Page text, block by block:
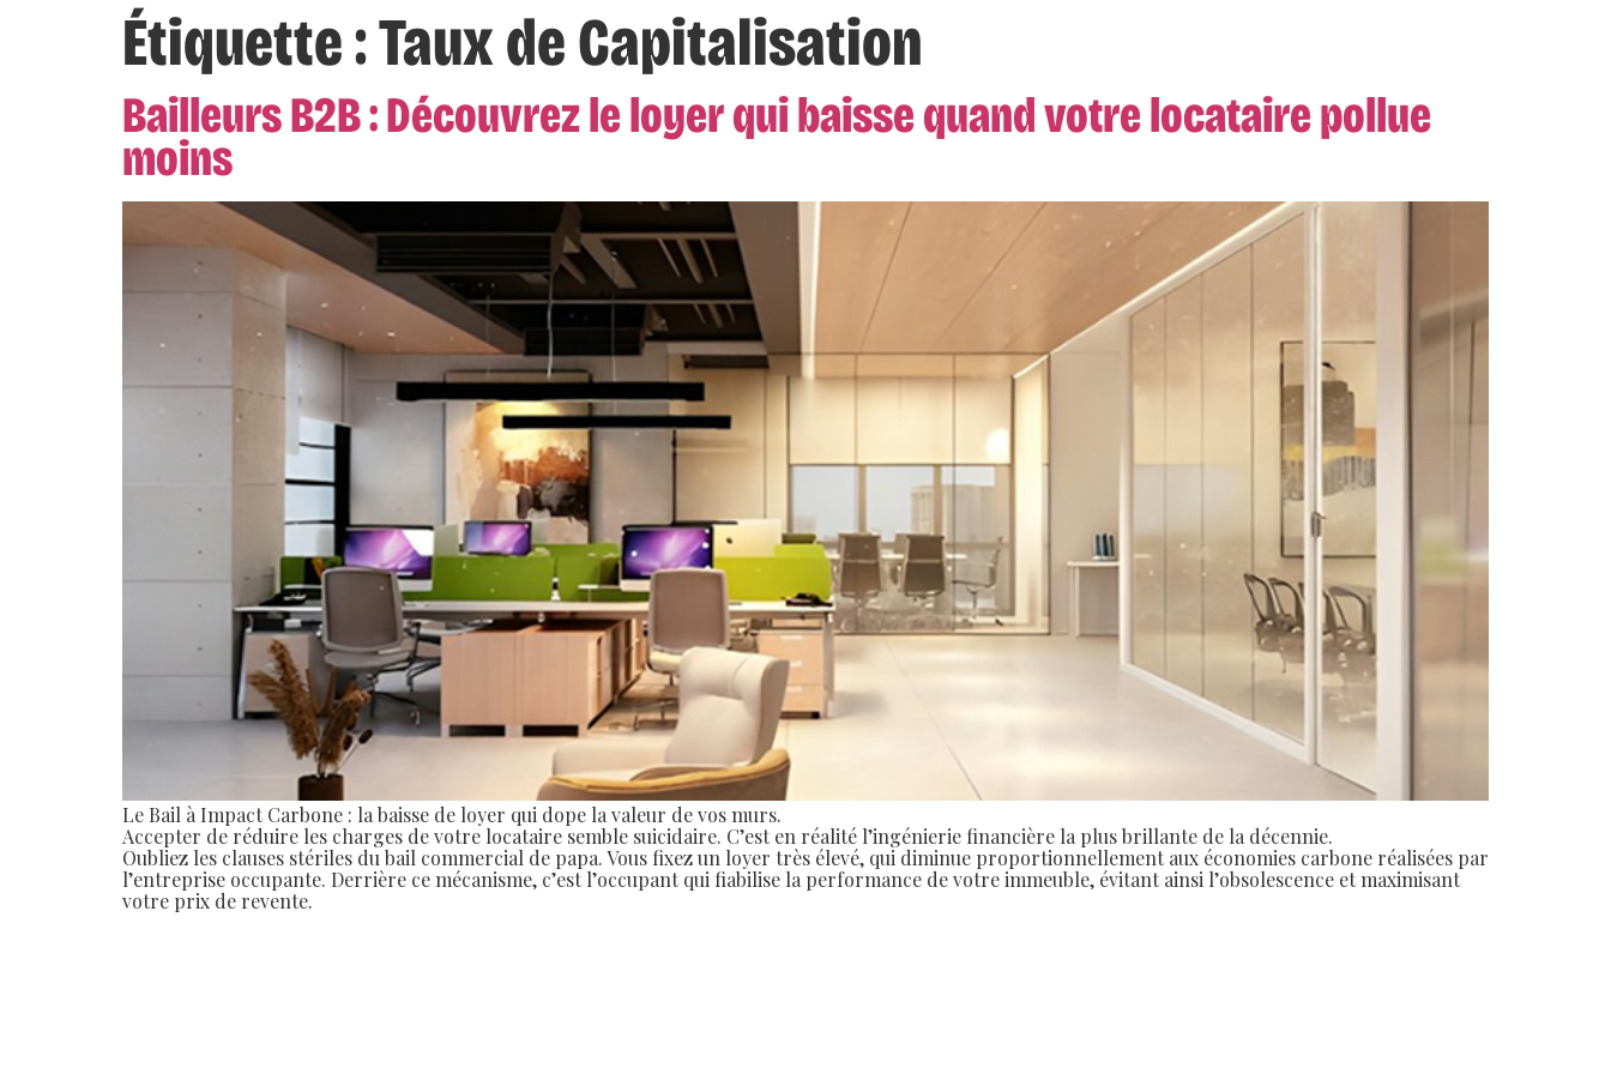
Étiquette :Taux de Capitalisation
Bailleurs B2B : Découvrez le loyer qui baisse quand votre locataire pollue
moins
Le Bail à Impact Carbone : la baisse de loyer qui dope la valeur de vos murs.
Accepter de réduire les charges de votre locataire semble suicidaire. C’est en réalité l’ingénierie financière la plus brillante de la décennie.
Oubliez les clauses stériles du bail commercial de papa. Vous fixez un loyer très élevé, qui diminue proportionnellement aux économies carbone réalisées par
l’entreprise occupante. Derrière ce mécanisme, c’est l’occupant qui fiabilise la performance de votre immeuble, évitant ainsi l’obsolescence et maximisant
votre prix de revente.